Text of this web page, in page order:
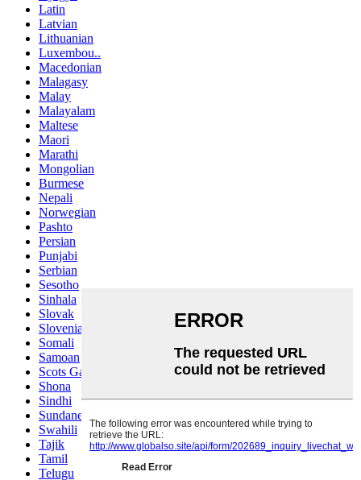
Latin
Latvian
Lithuanian
Luxembou..
Macedonian
Malagasy
Malay
Malayalam
Maltese
Maori
Marathi
Mongolian
Burmese
Nepali
Norwegian
Pashto
Persian
Punjabi
Serbian
Sesotho
Sinhala
Slovak
Slovenian
Somali
Samoan
Scots Gaelic
Shona
Sindhi
Sundanese
Swahili
Tajik
Tamil
Telugu